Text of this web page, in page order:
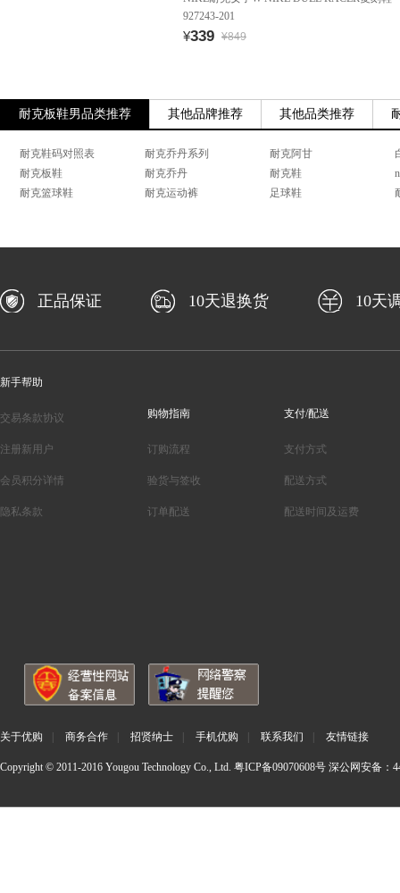
927243-201
¥339 ¥849
耐克板鞋男品类推荐 其他品牌推荐 其他品类推荐
耐克鞋码对照表 耐克乔丹系列 耐克阿甘
耐克板鞋
耐克乔丹 耐克鞋
耐克篮球鞋
耐克运动裤 足球鞋
正品保证 10天退换货 10天
新手帮助
交易条款协议
注册新用户
会员积分详情
隐私条款
购物指南
订购流程
验货与签收
订单配送
支付/配送
支付方式
配送方式
配送时间及运费
关于优购 商务合作 招贤纳士 手机优购 联系我们 友情链接
Copyright © 2011-2016 Yougou Technology Co., Ltd. 粤ICP备09070608号 深公网安备：